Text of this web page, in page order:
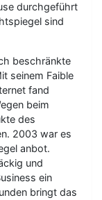
durchgeführt
sind
beschränkte
seinem Faible
fand
beim
des
2003 war es
anbot.
und
ein
bringt das